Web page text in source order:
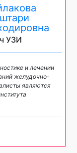
УЗИ
и лечении
желудочно-
являются